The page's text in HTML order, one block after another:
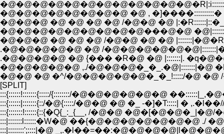
�@�@�@ �@ �@ �@ �@ /�@�@ �@
�@�@�@�@�@�@�@�@�@���@�@
�@�@�@ �@ �@ �@ /�@�@ �@ �@
.�@�@�@�@�@ �@ /
.�@�@�@�@ �@ {��� �R�@ �@ |:::::::|.
�@�@�@�@�@ ,./�@�@�@�_�_.�@|:::::::|�@
�@�@ �@ �^/�@�@�@�@�@�_�_!:::::/�@
[SPLIT]
:::{::::::!:::::::{:::::/{::::::::/�@�@�@�@�@�@
:::{::::::|:::::::{::/�@{:::::/�@�@ �@ �_ -�]�T:::::| �
:::{:::::::!::::::{::{�Q{_:_{__, /�@�@ �@�[�@�@�_|�@/�@
:::|:::::::l::::::�W�@ ��{�@�@�@�@�@�@�@ ./ �@